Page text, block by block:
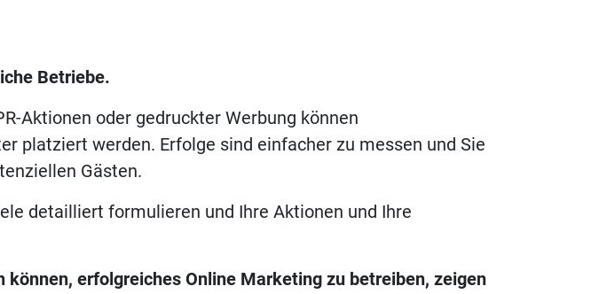
Betriebe.
Aktionen oder gedruckter Werbung können
platziert werden. Erfolge sind einfacher zu messen und Sie
Gästen.
detailliert formulieren und Ihre Aktionen und Ihre
erfolgreiches Online Marketing zu betreiben, zeigen